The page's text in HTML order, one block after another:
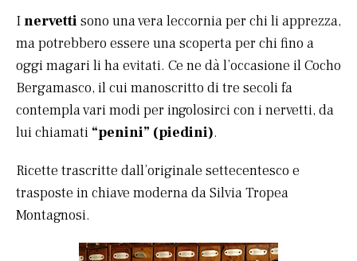
Inervetti sono una vera leccornia per chi li apprezza,
ma potrebbero essere una scoperta per chi fino a
oggi magari li ha evitati. Ce ne dà l’occasione il Cocho
Bergamasco, il cui manoscritto di tre secoli fa
contempla vari modi per ingolosirci con i nervetti, da
lui chiamati “penini” (piedini).
Ricette trascritte dall’originale settecentesco e
trasposte in chiave moderna da Silvia Tropea
Montagnosi.